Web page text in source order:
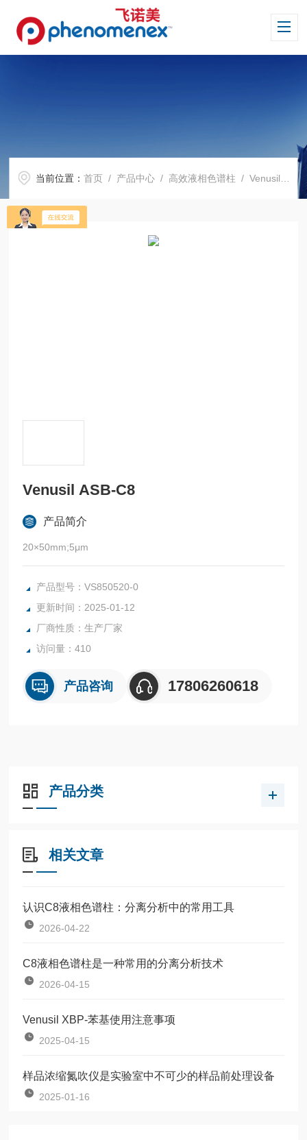
当前位置：首页 / 产品中心 / 高效液相色谱柱 /Venusil 系列色谱柱
Venusil ASB-C8
产品简介
20×50mm;5μm
产品型号：VS850520-0
更新时间：2025-01-12
厂商性质：生产厂家
访问量：410
产品咨询 17806260618
产品分类
相关文章
认识C8液相色谱柱：分离分析中的常用工具
2026-04-22
C8液相色谱柱是一种常用的分离分析技术
2026-04-15
Venusil XBP-苯基使用注意事项
2025-04-15
样品浓缩氮吹仪是实验室中不可少的样品前处理设备
2025-01-16